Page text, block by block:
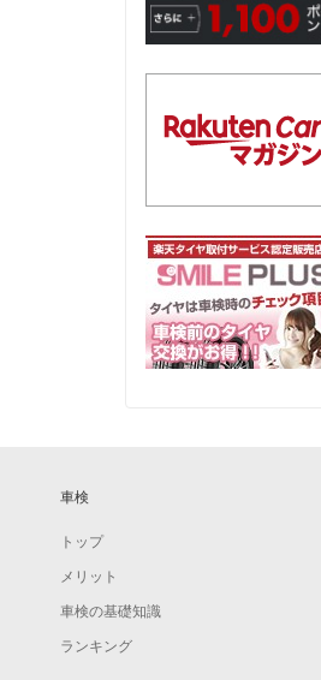
車検
トップ
メリット
車検の基礎知識
ランキング